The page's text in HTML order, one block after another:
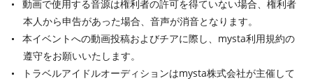
動画で使用する音源は権利者の許可を得ていない場合、権利者
本人から申告があった場合、音声が消音となります。
本イベントへの動画投稿およびチアに際し、mysta利用規約の
遵守をお願いいたします。
トラベルアイドルオーディションはmysta株式会社が主催して